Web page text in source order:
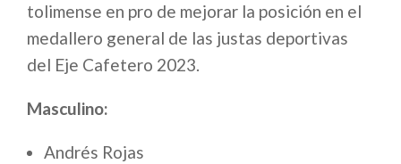
tolimense en pro de mejorar la posición en el
medallero general de las justas deportivas
del Eje Cafetero 2023.
Masculino:
Andrés Rojas